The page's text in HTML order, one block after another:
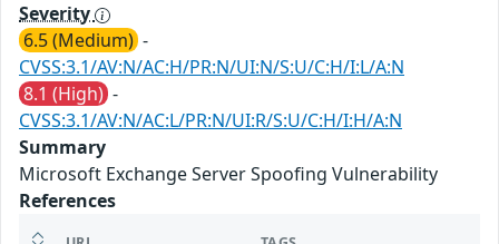
Severity
6.5 (Medium) -
CVSS:3.1/AV:N/AC:H/PR:N/UI:N/S:U/C:H/I:L/A:N
8.1 (High) -
CVSS:3.1/AV:N/AC:L/PR:N/UI:R/S:U/C:H/I:H/A:N
Summary
Microsoft Exchange Server Spoofing Vulnerability
References